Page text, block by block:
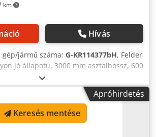
km
Hívás
gép/jármű száma: G-KR114377bH, Felder
jó állapotú, 3000 mm asztalhossz, 600
fenntartva, a hibák, a nyomtatási és
Dsdpfx Aajvw Ecyjgjkr
Apróhirdetés
Keresés mentése